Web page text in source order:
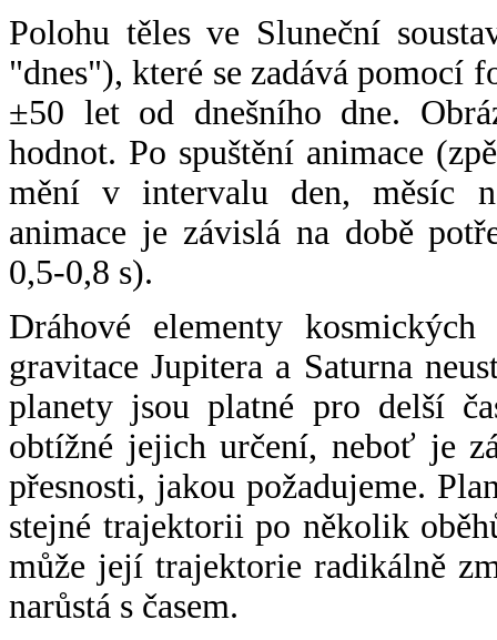
Polohu těles ve Sluneční
"dnes"), které se zadává pomocí
±50 let od dnešního dne.
hodnot. Po spuštění animace
mění v intervalu den, měsíc
animace je závislá na době
0,5-0,8 s).
Dráhové elementy
gravitace Jupitera a Saturna
planety jsou platné pro delší
obtížné jejich určení, neboť je
přesnosti, jakou požadujeme.
stejné trajektorii po několik
může její trajektorie radikálně
narůstá s časem.